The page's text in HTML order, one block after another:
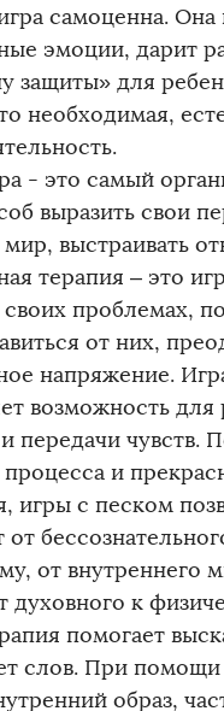
самоценна. Она
эмоции, дарит
защиты» для
необходимая,
- это самый
выразить свои
мир, выстраивать
терапия – это
своих проблемах,
от них,
напряжение.
возможность для
передачи чувств.
процесса и
игры с песком
от
от внутреннего
духовного к
помогает
слов. При
образ,